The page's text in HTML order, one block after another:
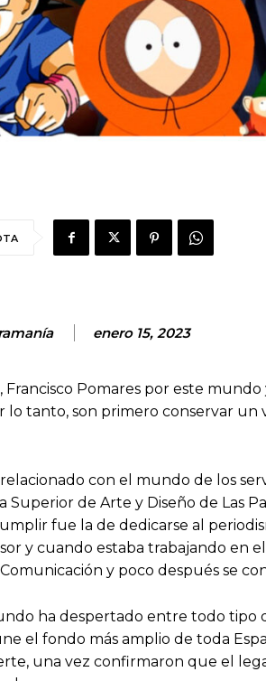
enero 15, 2023
Pomares por este
lo tanto, son primero conservar
con el mundo de los
de Arte y Diseño de Las
fue la de dedicarse al
y cuando estaba trabajando
y poco después se
ha despertado entre todo tipo
el fondo más amplio de toda
una vez confirmaron que el